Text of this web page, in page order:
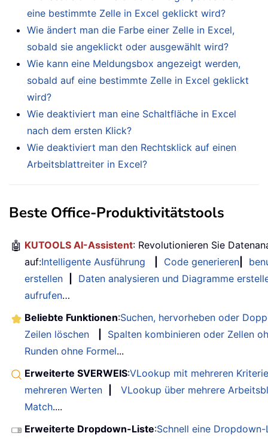
eine bestimmte Zelle in Excel geklickt wird?
Wie ändert man die Farbe einer Zelle in Excel,
sobald sie angeklickt oder ausgewählt wird?
Wie kann eine Meldungsbox angezeigt werden,
sobald auf eine bestimmte Zelle in Excel geklickt
wird?
Wie deaktiviert man eine Schaltfläche in Excel
nach dem ersten Klick?
Wie deaktiviert man den Rechtsklick auf einen
Arbeitsblattreiter in Excel?
Beste Office-Produktivitätstools
🤖 KUTOOLS AI-Assistent: Revolutionieren Sie
auf:Intelligente Ausführung Code generieren
erstellen
Daten analysieren und Diagramme
aufrufen…
Beliebte Funktionen:Suchen, hervorheben oder
Zeilen löschen
Spalten kombinieren oder Zellen
Runden ohne Formel...
Erweiterte SVERWEIS:VLookup mit mehreren
mehreren Werten
VLookup über mehrere
Match....
Erweiterte Dropdown-Liste:Schnell eine